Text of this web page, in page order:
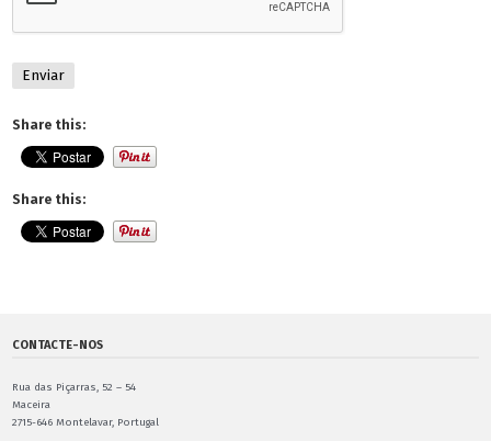
Share this:
Share this:
CONTACTE-NOS
Rua das Piçarras, 52 – 54
Maceira
2715-646 Montelavar, Portugal